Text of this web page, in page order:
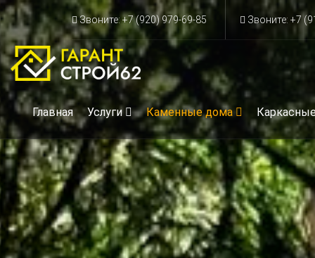
Звоните: +7 (920) 979-69-85 Звоните: +7
Главная Услуги Каменные дома